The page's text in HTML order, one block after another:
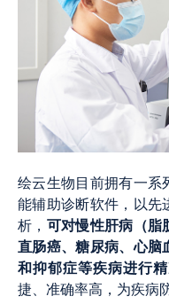
绘云生物目前拥有一
能辅助诊断软件，以
析， 可对慢性肝病（
直肠癌、糖尿病、心
和抑郁症等疾病进行
捷、准确率高，为疾病